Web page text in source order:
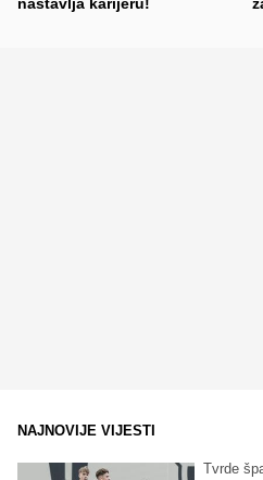
NAJNOVIJE VIJESTI
Tvrde